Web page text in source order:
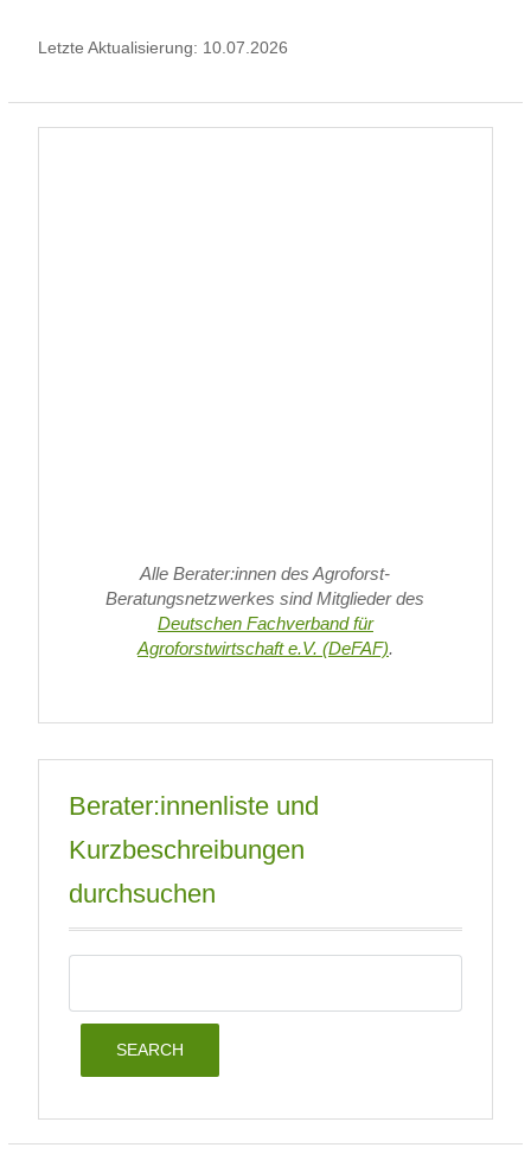
Letzte Aktualisierung: 10.07.2026
Alle Berater:innen des Agroforst-
Beratungsnetzwerkes sind Mitglieder des
Deutschen Fachverband für
Agroforstwirtschaft e.V. (DeFAF).
Berater:innenliste und
Kurzbeschreibungen
durchsuchen